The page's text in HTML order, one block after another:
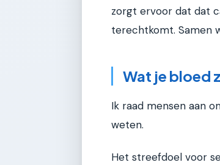
zorgt ervoor dat dat
terechtkomt. Samen
Wat je bloed
Ik raad mensen aan
weten.
Het streefdoel voor